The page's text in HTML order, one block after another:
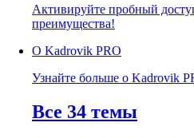
Активируйте пробный
преимущества!
О Kadrovik PRO
Узнайте больше о Kadrovik
Все 34 темы